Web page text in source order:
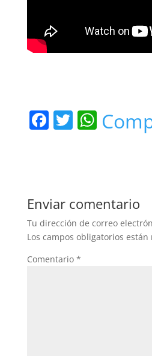
F
b
o
o
k
T W
A
p
p
Enviar comentario
Tu dirección de correo
Los campos obligatorios están
Comentario *